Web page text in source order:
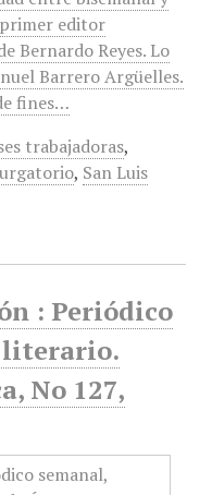
primer editor
Bernardo Reyes. Lo
Barrero Argüelles.
fines…
trabajadoras,
, San Luis
: Periódico
literario.
No 127,